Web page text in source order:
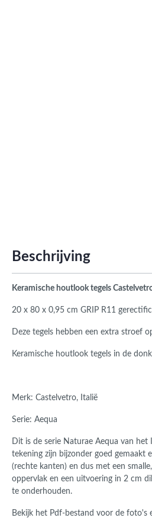
Beschrijving
Keramische houtlook tegels
20 x 80 x 0,95 cm GRIP R11
Deze tegels hebben een extra stroef
Keramische houtlook tegels in de
Merk: Castelvetro, Italië
Serie: Aequa
Dit is de serie Naturae Aequa van
tekening zijn bijzonder goed gemaakt
(rechte kanten) en dus met een
oppervlak en een uitvoering in 2 cm
te onderhouden.
Bekijk het Pdf-bestand voor de